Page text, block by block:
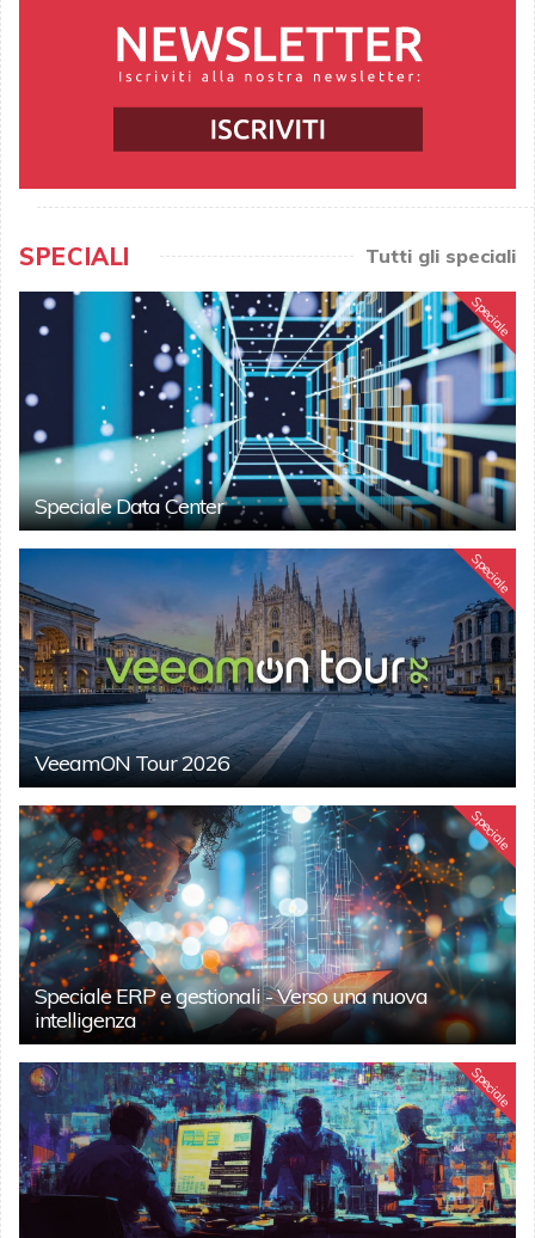
SPECIALI Tutti gli speciali
Speciale
Speciale Data Center
Speciale
VeeamON Tour 2026
Speciale
Speciale ERP e gestionali - Verso una nuova
intelligenza
Speciale